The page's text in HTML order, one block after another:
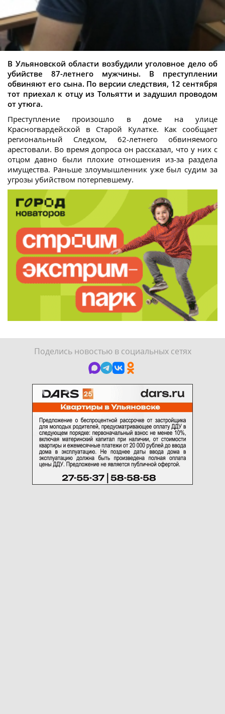
В Ульяновской области возбудили уголовное дело об
убийстве 87-летнего мужчины. В преступлении
обвиняют его сына. По версии следствия, 12 сентября
тот приехал к отцу из Тольятти и задушил проводом
от утюга.
Преступление произошло в доме на улице
Красногвардейской в Старой Кулатке. Как сообщает
региональный Следком, 62-летнего обвиняемого
арестовали. Во время допроса он рассказал, что у них с
отцом давно были плохие отношения из-за раздела
имущества. Раньше злоумышленник уже был судим за
угрозы убийством потерпевшему.
Поделись новостью в социальных сетях